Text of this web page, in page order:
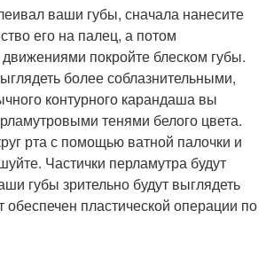
ваши губы, сначала нанесите
его на палец, а потом
покройте блеском губы.
более соблазнительными,
контурного карандаша вы
тенями белого цвета.
рта с помощью ватной палочки и
Частички перламутра будут
губы зрительно будут выглядеть
пластической операции по